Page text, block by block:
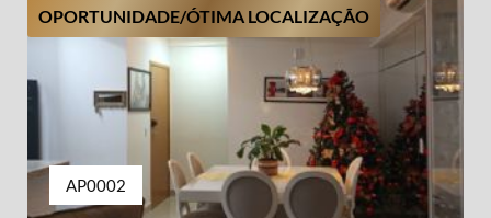
OPORTUNIDADE/ÓTIMA LOCALIZAÇÃO
AP0002